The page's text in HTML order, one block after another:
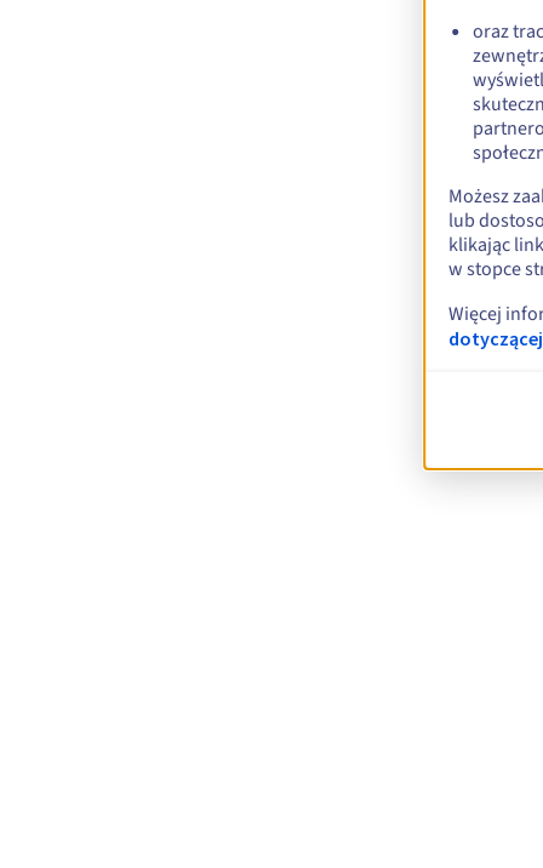
oraz
Możesz
lub
klikając
w stopce
Więcej